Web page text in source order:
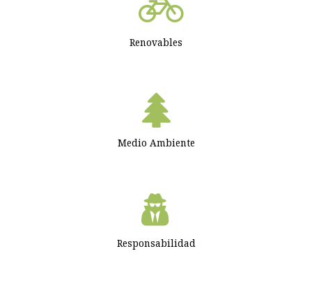
Renovables
Medio Ambiente
Responsabilidad